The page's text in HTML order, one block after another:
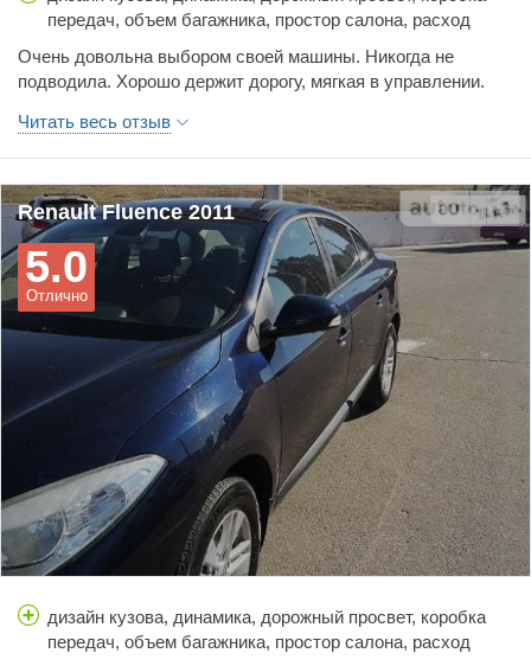
передач, объем багажника, простор салона, расход
управляемость, цена
Очень довольна выбором своей машины. Никогда не
подводила. Хорошо держит дорогу, мягкая в управлении.
плохого сказать не могу.
Читать весь отзыв
Renault Fluence 2011
Отлично
5.0
дизайн кузова, динамика, дорожный просвет, коробка
передач, объем багажника, простор салона, расход